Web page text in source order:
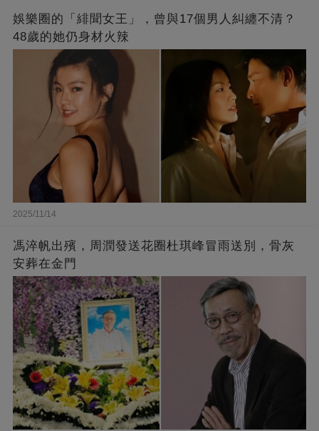
娛樂圈的「緋聞女王」，曾與17個男人糾纏不清？
48歲的她仍身材火辣
2025/11/14
馮淬帆出殯，周潤發送花圈杜琪峰冒雨送別，骨灰
安葬在金門